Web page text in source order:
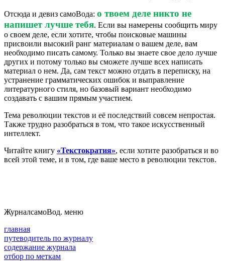
Отсюда и девиз самоВода: о твоем деле никто не
напишет лучше тебя. Если вы намерены сообщить миру
о своем деле, если хотите, чтобы поисковые машины
присвоили высокий ранг материалам о вашем деле, вам
необходимо писать самому. Только вы знаете свое дело лучше
других и потому только вы сможете лучше всех написать
материал о нем. Да, сам текст можно отдать в переписку, на
устранение грамматических ошибок и выправление
литературного стиля, но базовый вариант необходимо
создавать с вашим прямым участием.
Тема революции текстов и её последствий совсем непростая.
Также трудно разобраться в том, что такое искусственный
интеллект.
Читайте книгу «Текстократия», если хотите разобраться и во
всей этой теме, и в том, где ваше место в революции текстов.
ЖурналсамоВод. меню
главная
путеводитель по журналу
содержание журнала
отбор по меткам